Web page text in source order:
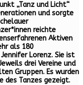
„Tanz und Licht“
und sorgte
reichte
Aktiven
als 180
Lorenz. Sie ist
drei Vereine und
Gruppen. Es wurden
des Tanzes gezeigt.